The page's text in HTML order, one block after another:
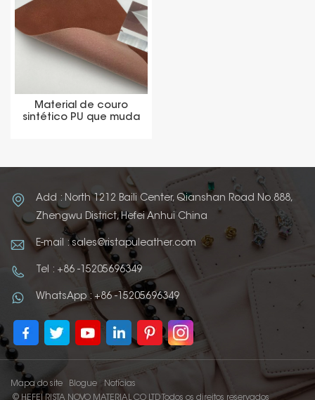
Material de couro
sintético PU que muda
Add : North 1212 Baili Center, Qianshan Road No.888,
Zhengwu District, Hefei Anhui China
E-mail : sales@ristapuleather.com
Tel : +86 -15205696349
WhatsApp : +86 -15205696349
Mapa do site Blogue
Notícias
© HEFEI RISTA NOVO MATERIAL CO LTD Todos os direitos reservados